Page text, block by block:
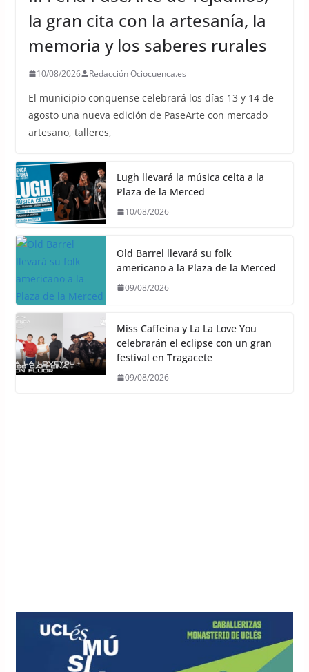
la gran cita con la artesanía, la
memoria y los saberes rurales
10/08/2026 Redacción Ociocuenca.es
El municipio conquense celebrará los días 13 y 14 de
agosto una nueva edición de PaseArte con mercado
artesano, talleres,
Lugh llevará la música celta a la
Plaza de la Merced
10/08/2026
Old Barrel llevará su folk
americano a la Plaza de la Merced
09/08/2026
Miss Caffeina y La La Love You
celebrarán el eclipse con un gran
festival en Tragacete
09/08/2026